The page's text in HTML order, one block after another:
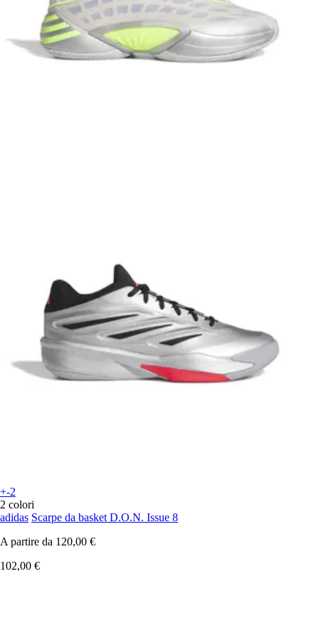
+-2
2 colori
adidas Scarpe da basket D.O.N. Issue 8
A partire da 120,00 €
102,00 €